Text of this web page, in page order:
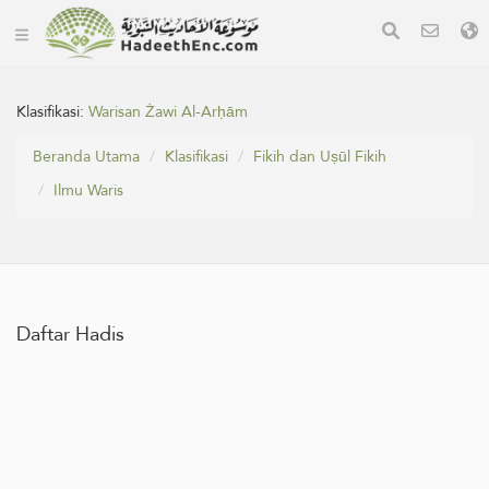
Klasifikasi:Warisan Żawi Al-Arḥām
Beranda Utama
Klasifikasi
Fikih dan Uṣūl Fikih
Ilmu Waris
Daftar Hadis